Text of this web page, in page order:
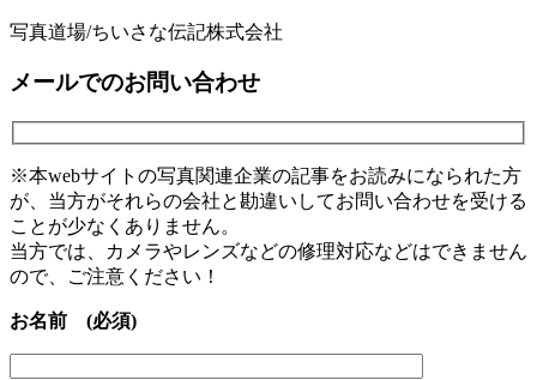
写真道場/ちいさな伝記株式会社
メールでのお問い合わせ
※本webサイトの写真関連企業の記事をお読みになられた方
が、当方がそれらの会社と勘違いしてお問い合わせを受ける
ことが少なくありません。
当方では、カメラやレンズなどの修理対応などはできません
ので、ご注意ください！
お名前 (必須)